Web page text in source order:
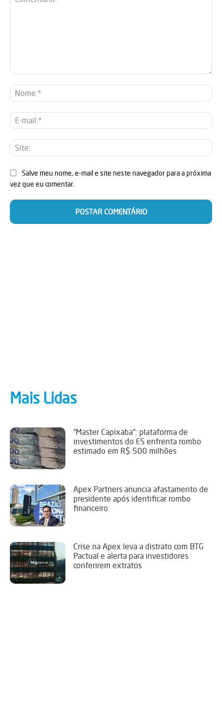
E-
Salve meu nome, e-mail e site neste navegador para a próxima
vez que eu comentar.
Mais Lidas
“Master Capixaba”: plataforma de
investimentos do ES enfrenta rombo
estimado em R$ 500 milhões
Apex Partners anuncia afastamento de
presidente após identificar rombo
financeiro
Crise na Apex leva a distrato com BTG
Pactual e alerta para investidores
conferirem extratos